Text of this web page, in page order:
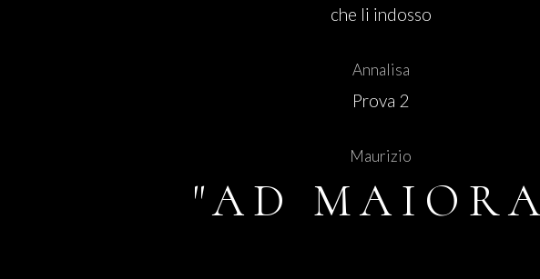
che li indosso
Annalisa
Prova 2
Maurizio
"AD